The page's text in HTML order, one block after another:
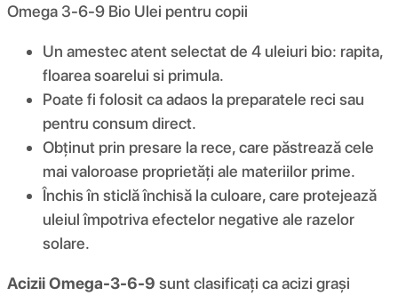
Omega 3-6-9 Bio Ulei pentru copii
Un amestec atent selectat de 4 uleiuri bio: rapita,
floarea soarelui si primula.
Poate fi folosit ca adaos la preparatele reci sau
pentru consum direct.
Obținut prin presare la rece, care păstrează cele
mai valoroase proprietăți ale materiilor prime.
Închis în sticlă închisă la culoare, care protejează
uleiul împotriva efectelor negative ale razelor
solare.
Acizii Omega-3-6-9 sunt clasificați ca acizi grași